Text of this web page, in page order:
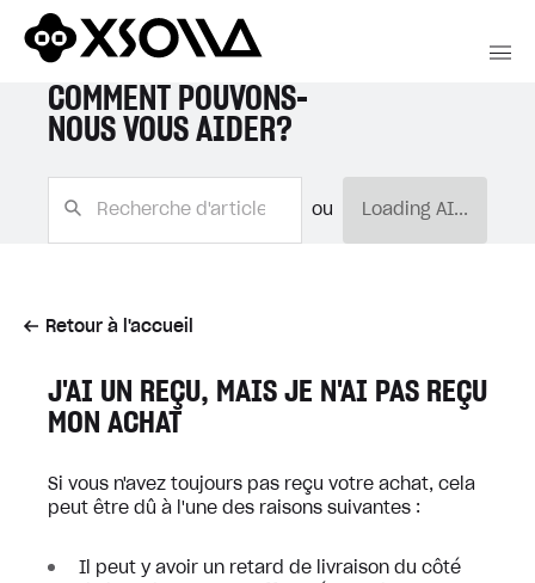
COMMENT POUVONS-
NOUS VOUS AIDER?
ou Loading AI...
Retour à l'accueil
J'AI UN REÇU, MAIS JE N'AI PAS REÇU
MON ACHAT
Si vous n'avez toujours pas reçu votre achat, cela
peut être dû à l'une des raisons suivantes :
Il peut y avoir un retard de livraison du côté